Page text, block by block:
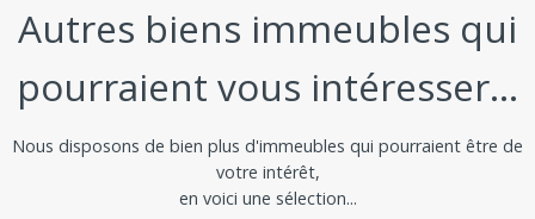
Autres biens immeubles qui
pourraient vous intéresser...
Nous disposons de bien plus d'immeubles qui pourraient être de
votre intérêt,
en voici une sélection...